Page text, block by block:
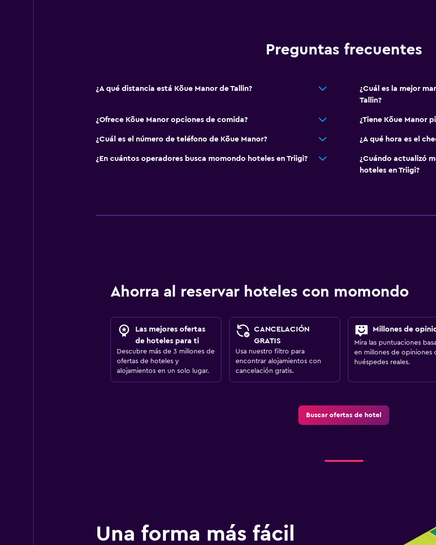
Preguntas frecuentes
¿A qué distancia está Kõue Manor de Tallin?
¿Cuál es la mejor
Tallin?
¿Ofrece Kõue Manor opciones de comida? ¿Tiene Kõue Manor
¿Cuál es el número de teléfono de Kõue Manor? ¿A qué hora es el
¿En cuántos operadores busca momondo hoteles en Triigi?
¿Cuándo actualizó
hoteles en Triigi?
Ahorra al reservar hoteles con momondo
Las mejores ofertas
de hoteles para ti
Descubre más de 3 millones de
ofertas de hoteles y
alojamientos en un solo lugar.
CANCELACIÓN
GRATIS
Usa nuestro filtro para
encontrar alojamientos con
cancelación gratis.
Millones de
Mira las puntuaciones
en millones de opiniones
huéspedes reales.
Buscar ofertas de hotel
Una forma más fácil